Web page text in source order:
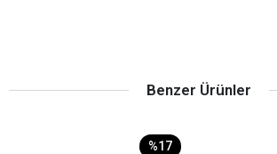
Benzer Ürünler
%17